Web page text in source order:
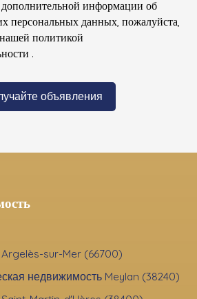
информации об
персональных данных, пожалуйста,
политикой
.
объявления
sur-Mer (66700)
недвижимость Meylan (38240)